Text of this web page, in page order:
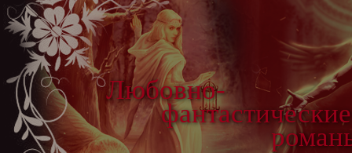
Любовно-
фантастические